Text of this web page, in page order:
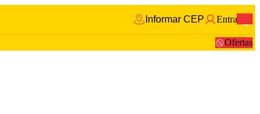
Informar CEP Entrar
Ofertas